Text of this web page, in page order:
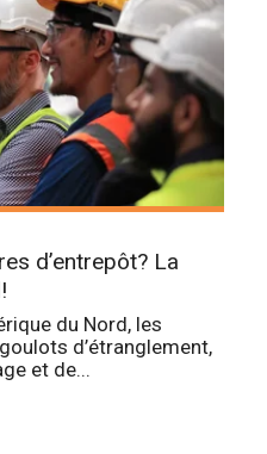
d’entrepôt? La
du Nord, les
d’étranglement,
et de...